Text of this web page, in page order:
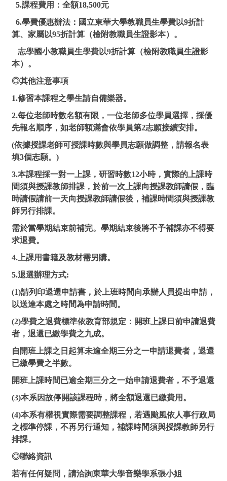
5.課程費用：全額18,500元
6.學費優惠辦法：國立東華大學教職員生學費以9折計
算、家屬以95折計算（檢附教職員生證影本）。
志學國小教職員生學費以9折計算（檢附教職員生證影
本）。
◎其他注意事項
1.修習本課程之學生請自備樂器。
2.每位老師時數名額有限，一位老師多位學員選擇，採優
先報名順序，如老師額滿會依學員第2志願接續安排。
(依據授課老師可授課時數與學員志願做調整，請報名表
填3個志願。)
3.本課程採一對一上課，研習時數12小時，實際的上課時
間須與授課教師排課，於前一次上課向授課教師請假，臨
時請假請前一天向授課教師請假後，補課時間須與授課教
師另行排課。
需於當學期結束前補完。學期結束後將不予補課亦不得要
求退費。
4.上課用書籍及教材需另購。
5.退選辦理方式:
(1)請列印退選申請書，於上班時間向承辦人員提出申請，
以送達本處之時間為申請時間。
(2)學費之退費標準依教育部規定：開班上課日前申請退費
者，退還已繳學費之九成。
自開班上課之日起算未逾全期三分之一申請退費者，退還
已繳學費之半數。
開班上課時間已逾全期三分之一始申請退費者，不予退還
(3)本系因故停開該課程時，將全額退還已繳費用。
(4)本系有權視實際需要調整課程，若遇颱風依人事行政局
之標準停課，不再另行通知，補課時間須與授課教師另行
排課。
◎聯絡資訊
若有任何疑問，請洽詢東華大學音樂學系張小姐